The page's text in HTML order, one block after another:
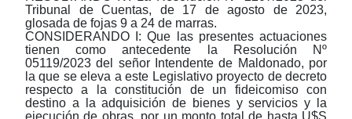
Tribunal de Cuentas, de 17 de agosto de 2023,
glosada de fojas 9 a 24 de marras.
CONSIDERANDO I: Que las presentes actuaciones
tienen como antecedente la Resolución Nº
05119/2023 del señor Intendente de Maldonado, por
la que se eleva a este Legislativo proyecto de decreto
respecto a la constitución de un fideicomiso con
destino a la adquisición de bienes y servicios y la
ejecución de obras, por un monto total de hasta U$S